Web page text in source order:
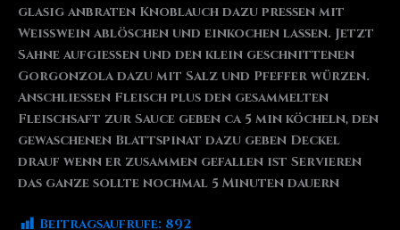
glasig anbraten Knoblauch dazu pressen mit
Weißwein ablöschen und einkochen lassen. Jetzt
Sahne aufgießen und den klein geschnittenen
Gorgonzola dazu mit Salz und Pfeffer würzen.
Anschließen Fleisch plus den gesammelten
Fleischsaft zur Sauce geben ca 5 min köcheln, den
gewaschenen Blattspinat dazu geben Deckel
drauf wenn er zusammen gefallen ist Servieren
das ganze sollte nochmal 5 Minuten dauern
Beitragsaufrufe: 892